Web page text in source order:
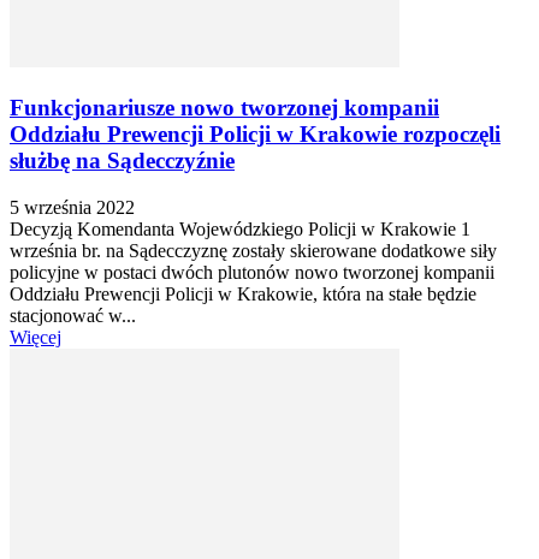
Funkcjonariusze nowo tworzonej kompanii
Oddziału Prewencji Policji w Krakowie rozpoczęli
służbę na Sądecczyźnie
5 września 2022
Decyzją Komendanta Wojewódzkiego Policji w Krakowie 1
września br. na Sądecczyznę zostały skierowane dodatkowe siły
policyjne w postaci dwóch plutonów nowo tworzonej kompanii
Oddziału Prewencji Policji w Krakowie, która na stałe będzie
stacjonować w...
Więcej